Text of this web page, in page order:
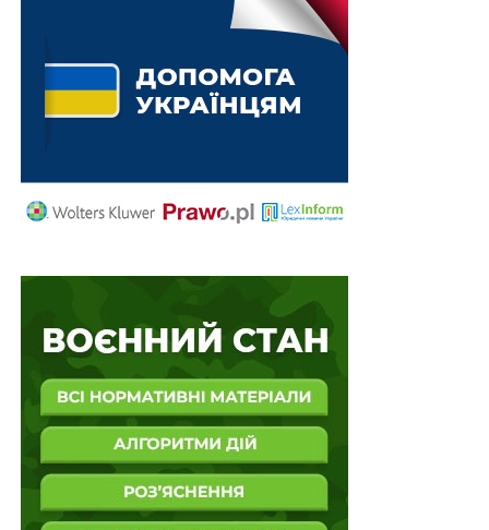
ЄС хоче конфіскувати російські активи
Румунія визнала Голодомор в Україні геноцидом